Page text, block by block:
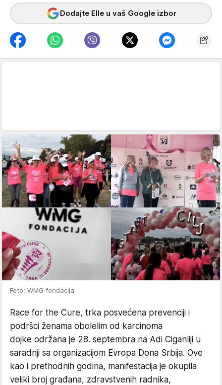
Dodajte Elle u vaš Google izbor
Foto: WMG fondacija
Race for the Cure, trka posvećena prevenciji i
podršci ženama obolelim od karcinoma
dojke održana je 28. septembra na Adi Ciganliji u
saradnji sa organizacijom Evropa Dona Srbija. Ove
kao i prethodnih godina, manifestacija je okupila
veliki broj građana, zdravstvenih radnika,